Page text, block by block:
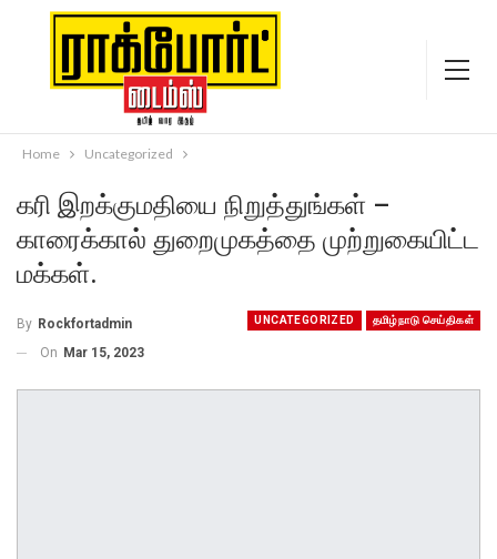
Home Uncategorized
கரி இறக்குமதியை நிறுத்துங்கள் –
காரைக்கால் துறைமுகத்தை முற்றுகையிட்ட
மக்கள்.
UNCATEGORIZED தமிழ்நாடு செய்திகள்
By Rockfortadmin
On Mar 15, 2023